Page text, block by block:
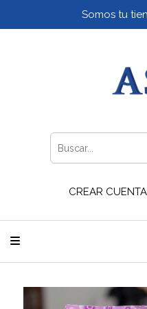
Somos tu
CREAR CUENTA